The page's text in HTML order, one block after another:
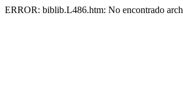
ERROR: biblib.L486.htm: No encontrado